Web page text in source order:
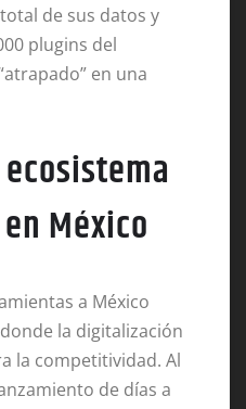
de sus datos y
plugins del
en una
México
a México
la digitalización
la competitividad. Al
de días a